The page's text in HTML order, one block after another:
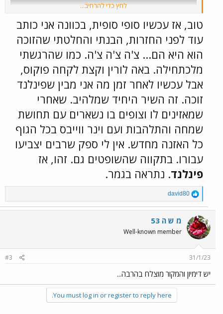
לחץ כדי להרחיב...
טוב, אז עכשיו סופי סופית, בכוונה אני כותב
עוד לפני החזרות, הבנתי והחלטתי שהזוכה
הוא היא הם... צ'ה צ'ה צ'ה. כמו שהרגשתי
מלכתחילה. באה לורין וקצת לקחה פוקוס,
אבל עכשיו לאחר זמן מה אני מבין שפינלנד
זוכה. זה השיר היחיד שמלהיב. שאחרי
שמאזינים לו וצופים בו נשארים עם תחושת
שמחה והתלהבות ועם וינר ווייבס בכל הגוף
כל האזנה מחדש. אין לי ספק שרבים יצביעו
עבורו. בתקווה שהשופטים גם. זהו, אז
פינלנד. נתראה בגמר.
R
e
a
t
i
n
s
david80
מ ש ה 53
Well-known member
31/1/23
#3
יש דימיון והמקור מוצלח בהרבה...
You must log in or register to reply here.